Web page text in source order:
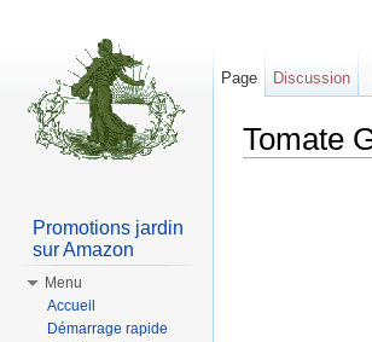
Tomate
Page Discussion
Promotions jardin
sur Amazon
Menu
Accueil
Démarrage rapide